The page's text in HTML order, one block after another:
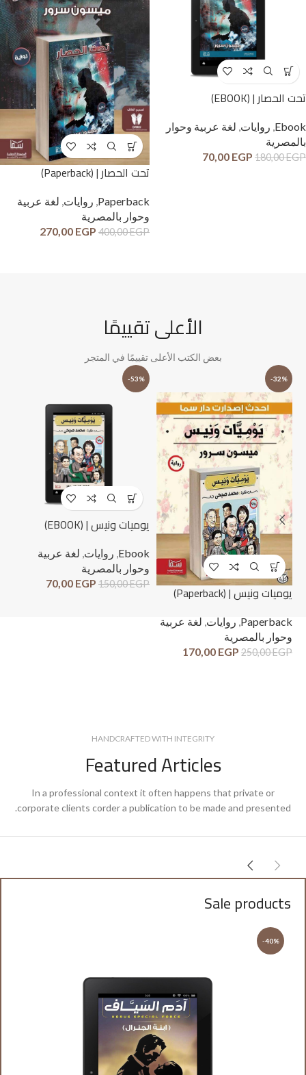
تحت الحصار | (EBOOK)
Ebook
, روايات, لغة عربية وحوار
بالمصرية
180,00EGP
70,00 EGP
تحت الحصار | (Paperback)
Paperback
, روايات, لغة عربية
وحوار بالمصرية
400,00EGP
270,00 EGP
الأعلى تقييمًا
بعض الكتب الأعلى تقييمًا في المتجر
-32%
يوميات ونيس | (Paperback)
Paperback
, روايات, لغة عربية
وحوار بالمصرية
250,00EGP
170,00 EGP
-53%
يوميات ونيس | (EBOOK)
Ebook
, روايات, لغة عربية
وحوار بالمصرية
150,00EGP
70,00 EGP
HANDCRAFTED WITH INTEGRITY
Featured Articles
In a professional context it often happens that private or
corporate clients corder a publication to be made and presented.
Sale products
-40%